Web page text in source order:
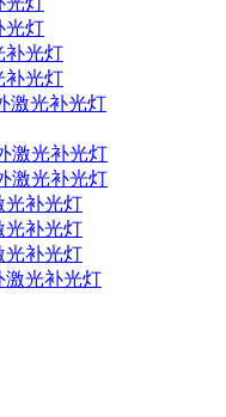
光灯
补光灯
补光灯
激光补光灯
激光补光灯
激光补光灯
光补光灯
光补光灯
光补光灯
激光补光灯